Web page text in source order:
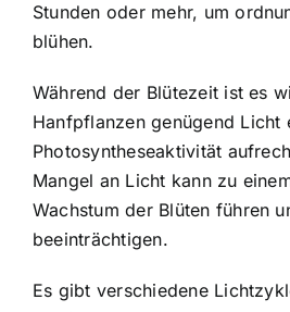
Stunden oder mehr, um
blühen.
Während der Blütezeit ist es
Hanfpflanzen genügend Licht
Photosyntheseaktivität
Mangel an Licht kann zu
Wachstum der Blüten führen
beeinträchtigen.
Es gibt verschiedene